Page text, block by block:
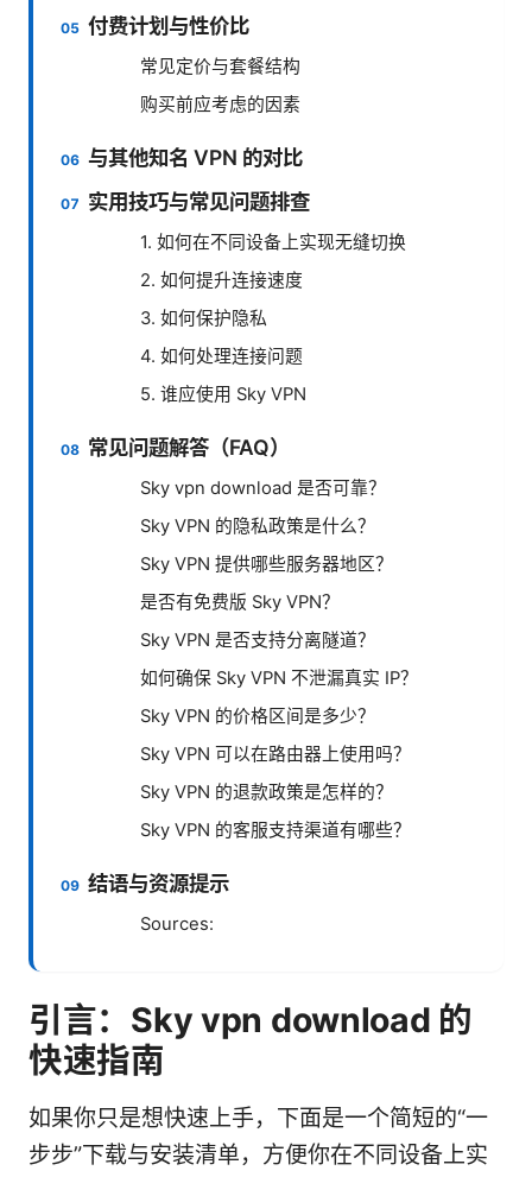
付费计划与性价比
常见定价与套餐结构
购买前应考虑的因素
与其他知名 VPN 的对比
实用技巧与常见问题排查
1. 如何在不同设备上实现无缝切换
2. 如何提升连接速度
3. 如何保护隐私
4. 如何处理连接问题
5. 谁应使用 Sky VPN
常见问题解答（FAQ）
Sky vpn download 是否可靠？
Sky VPN 的隐私政策是什么？
Sky VPN 提供哪些服务器地区？
是否有免费版 Sky VPN？
Sky VPN 是否支持分离隧道？
如何确保 Sky VPN 不泄漏真实 IP？
Sky VPN 的价格区间是多少？
Sky VPN 可以在路由器上使用吗？
Sky VPN 的退款政策是怎样的？
Sky VPN 的客服支持渠道有哪些？
结语与资源提示
Sources:
引言：Sky vpn download 的
快速指南
如果你只是想快速上手，下面是一个简短的“一
步步”下载与安装清单，方便你在不同设备上实